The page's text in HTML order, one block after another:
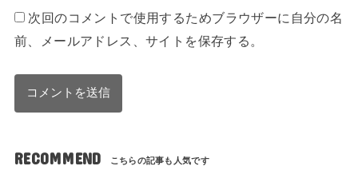
次回のコメントで使用するためブラウザーに自分の名
前、メールアドレス、サイトを保存する。
RECOMMEND